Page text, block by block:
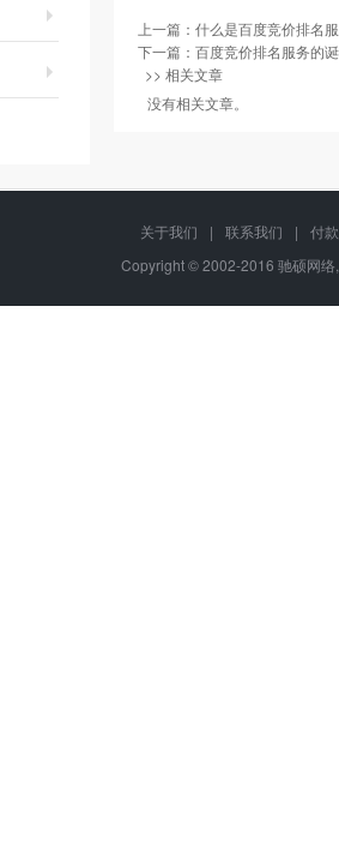
上一篇： 什么是百度竞价排名
下一篇： 百度竞价排名服务的
>> 相关文章
没有相关文章。
关于我们 | 联系我们 |
付
Copyright © 2002-2016 驰硕网